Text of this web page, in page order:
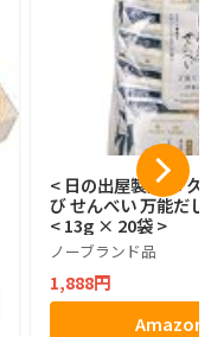
< 日の出屋製菓 × 久
び せんべい 万能だ
< 13g × 20袋 >
ノーブランド品
1,888円
Amazon